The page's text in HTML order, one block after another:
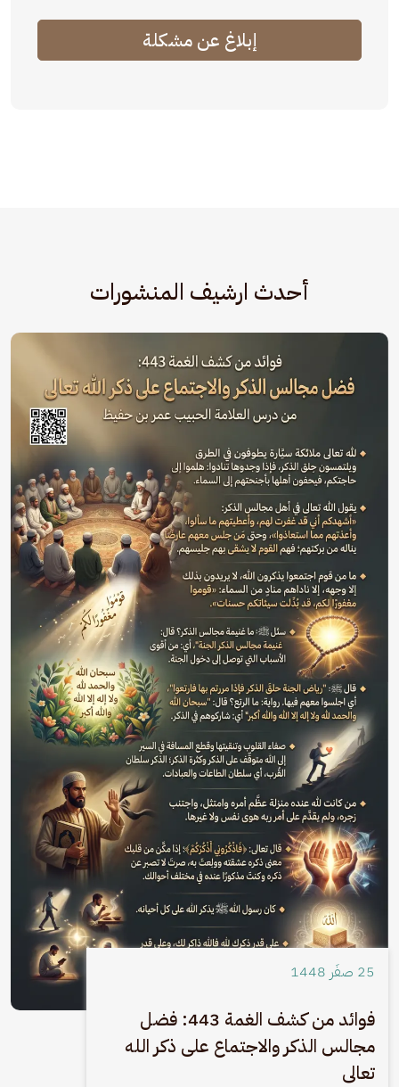
إبلاغ عن مشكلة
أحدث ارشيف المنشورات
الصورة
25 صفَر 1448
فوائد من كشف الغمة 443: فضل
مجالس الذكر والاجتماع على ذكر الله
تعالى